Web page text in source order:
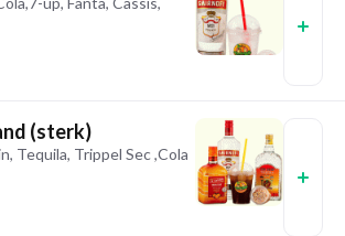
(sterk)
Tequila, Trippel Sec ,Cola